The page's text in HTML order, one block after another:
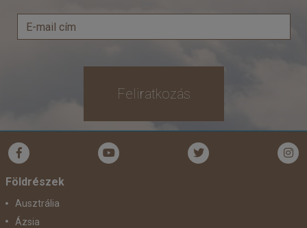
Feliratkozás
Földrészek
Ausztrália
Ázsia